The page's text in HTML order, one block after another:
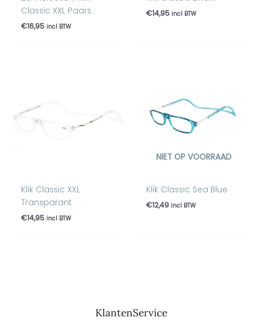
Classic XXL Paars
€16,95 incl BTW
€14,95 incl BTW
Klik Classic XXL
Transparant
€14,95 incl BTW
NIET OP VOORRAAD
Klik Classic Sea Blue
€12,49 incl BTW
KlantenService